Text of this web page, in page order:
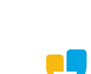
RSS 구독, 트렐로
비트버킷
는데, 구글 캘린더